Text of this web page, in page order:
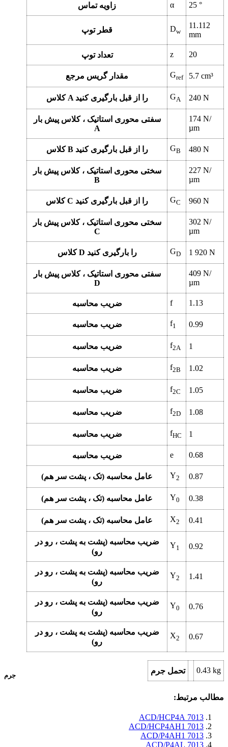
زاویه تماس α 25 °
قطر توپ Dw
11.112
mm
تعداد توپ z 20
مقدار گریس مرجع Gref 5.7 cm³
کلاس A را از قبل بارگیری کنید GA 240 N
سفتی محوری استاتیک ، کلاس پیش بار
A
174 N/
µm
کلاس B را از قبل بارگیری کنید GB 480 N
سختی محوری استاتیک ، کلاس پیش بار
B
227 N/
µm
کلاس C را از قبل بارگیری کنید GC 960 N
سختی محوری استاتیک ، کلاس پیش بار
C
302 N/
µm
کلاس D را بارگیری کنید GD 1 920 N
سفتی محوری استاتیک ، کلاس پیش بار
D
409 N/
µm
ضریب محاسبه f 1.13
ضریب محاسبه f1 0.99
ضریب محاسبه f2A 1
ضریب محاسبه f2B 1.02
ضریب محاسبه f2C 1.05
ضریب محاسبه f2D 1.08
ضریب محاسبه fHC 1
ضریب محاسبه e 0.68
عامل محاسبه (تک ، پشت سر هم) Y2 0.87
عامل محاسبه (تک ، پشت سر هم) Y0 0.38
عامل محاسبه (تک ، پشت سر هم) X2 0.41
ضریب محاسبه (پشت به پشت ، رو در
رو)
Y1 0.92
ضریب محاسبه (پشت به پشت ، رو در
رو)
Y2 1.41
ضریب محاسبه (پشت به پشت ، رو در
رو)
Y0 0.76
ضریب محاسبه (پشت به پشت ، رو در
رو)
X2 0.67
جرم
تحمل جرم 0.43 kg
مطالب مرتبط:
7013 ACD/HCP4A
7013 ACD/HCP4AH1
7013 ACD/P4AH1
7013 ACD/P4AL